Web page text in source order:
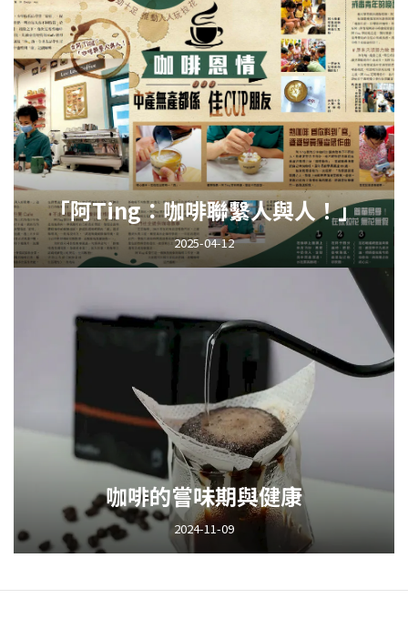
「阿Ting：咖啡聯繫人與人！」
2025-04-12
咖啡的嘗味期與健康
2024-11-09